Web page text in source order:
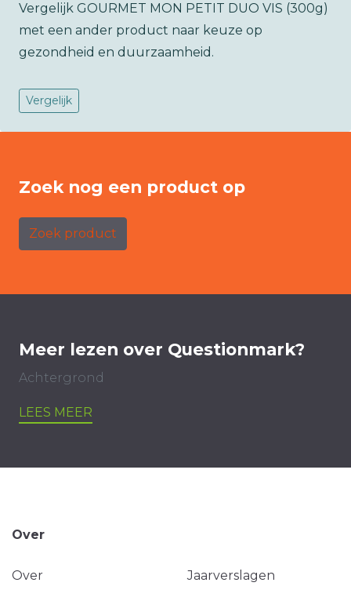
Vergelijk GOURMET MON PETIT DUO VIS (300g)
met een ander product naar keuze op
gezondheid en duurzaamheid.
Vergelijk
Zoek nog een product op
Zoek product
Meer lezen over Questionmark?
Achtergrond
LEES MEER
Over
Over Jaarverslagen